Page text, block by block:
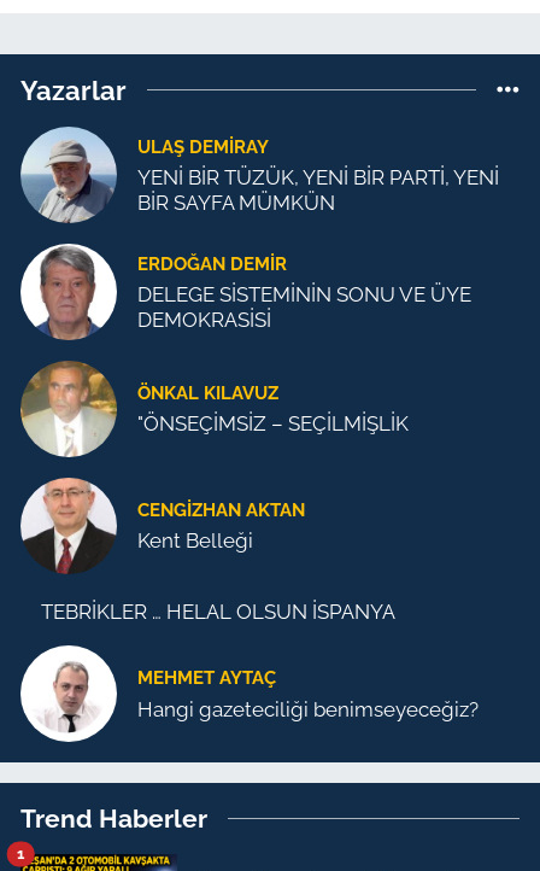
Yazarlar
ULAŞ DEMİRAY
YENİ BİR TÜZÜK, YENİ BİR PARTİ, YENİ
BİR SAYFA MÜMKÜN
ERDOĞAN DEMIR
DELEGE SİSTEMİNİN SONU VE ÜYE
DEMOKRASİSİ
ÖNKAL KILAVUZ
"ÖNSEÇİMSİZ – SEÇİLMİŞLİK
CENGİZHAN AKTAN
Kent Belleği
TEBRİKLER … HELAL OLSUN İSPANYA
MEHMET AYTAÇ
Hangi gazeteciliği benimseyeceğiz?
Trend Haberler
1